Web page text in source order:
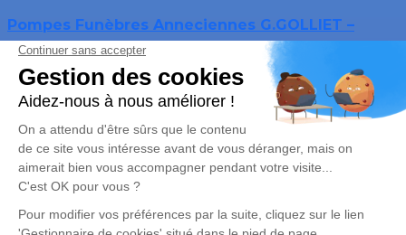
Pompes Funèbres Anneciennes G.GOLLIET –
ANNECY
04 50 52 91 04
agence.annecy@pf-anneciennes.fr
4.6/5 – 187 avis
Nos Services
Organiser des obsèques
Monuments funéraires
Liens utiles
Demande de rendez-vous en
agence